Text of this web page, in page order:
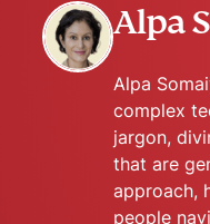
Alpa
Alpa
complex
jargon,
that are
approach,
people